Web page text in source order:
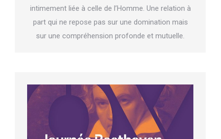
intimement liée à celle de l’Homme. Une relation à
part qui ne repose pas sur une domination mais
sur une compréhension profonde et mutuelle.